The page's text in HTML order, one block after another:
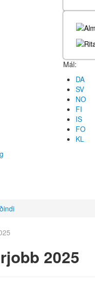
Mál:
DA
SV
NO
FI
IS
FO
KL
2025